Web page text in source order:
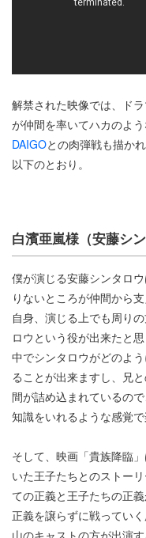
解禁された映像では、ド
が仲間を率いてハカのよ
DAIGOとの肉弾戦も描か
以下のとおり。
白濱亜嵐様（安藤シン
僕が演じる安藤シンタロ
りないところが仲間から
自身、演じる上でも周り
ロウという役が出来たと
中でシンタロウがどのよ
ることが出来ますし、兄
間が詰め込まれているの
知識をいれるような感覚
そして、映画「貴族降臨
いた王子たちとのストー
ての正義と王子たちの正
正義を譲らずに戦ってい
山のキャストの方が出演